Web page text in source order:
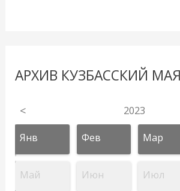
АРХИВ КУЗБАССКИЙ
< 2023
Янв Фев Мар
Май Июн Июл